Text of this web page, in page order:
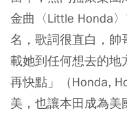
金曲〈Little Honda
名，歌詞很直白，帥
載她到任何想去的地
再快點」（Honda,
美，也讓本田成為美